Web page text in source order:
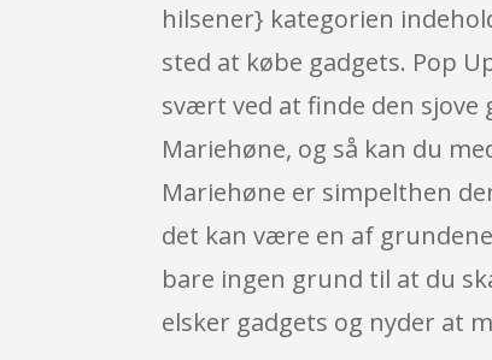
hilsener} kategorien
sted at købe gadgets. Pop
svært ved at finde den sjove
Mariehøne, og så kan du
Mariehøne er simpelthen
det kan være en af
bare ingen grund til at du
elsker gadgets og nyder at